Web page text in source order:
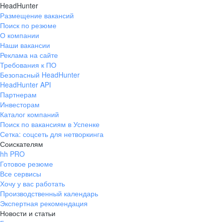
HeadHunter
Размещение вакансий
Поиск по резюме
О компании
Наши вакансии
Реклама на сайте
Требования к ПО
Безопасный HeadHunter
HeadHunter API
Партнерам
Инвесторам
Каталог компаний
Поиск по вакансиям в Успенке
Сетка: соцсеть для нетворкинга
Соискателям
hh PRO
Готовое резюме
Все сервисы
Хочу у вас работать
Производственный календарь
Экспертная рекомендация
Новости и статьи